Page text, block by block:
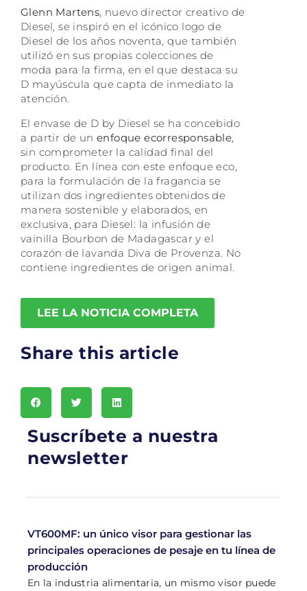
Glenn Martens, nuevo director creativo de
Diesel, se inspiró en el icónico logo de
Diesel de los años noventa, que también
utilizó en sus propias colecciones de
moda para la firma, en el que destaca su
D mayúscula que capta de inmediato la
atención.
El envase de D by Diesel se ha concebido
a partir de unenfoque ecorresponsable
sin comprometer la calidad final del
producto. En línea con este enfoque eco,
para la formulación de la fragancia se
utilizan dos ingredientes obtenidos de
manera sostenible y elaborados, en
exclusiva, para Diesel: la infusión de
vainilla Bourbon de Madagascar y el
corazón de lavanda Diva de Provenza. No
contiene ingredientes de origen animal.
LEE LA NOTICIA COMPLETA
Share this article
Suscríbete a nuestra
newsletter
VT600MF: un único visor para gestionar las
principales operaciones de pesaje en tu línea de
producción
En la industria alimentaria, un mismo visor puede